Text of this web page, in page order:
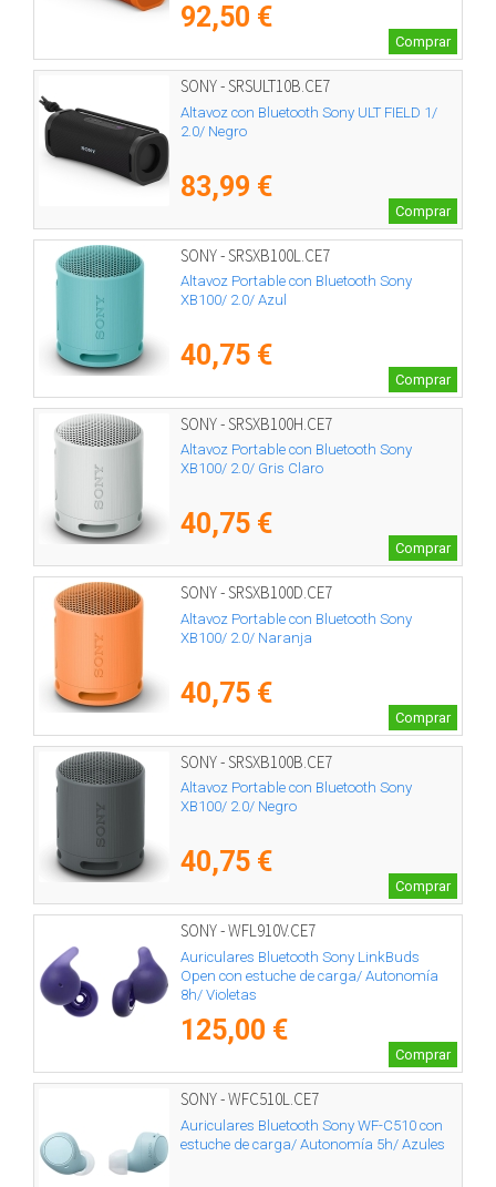
92,50 €
Comprar
SONY - SRSULT10B.CE7
Altavoz con Bluetooth Sony ULT FIELD 1/
2.0/ Negro
83,99 €
Comprar
SONY - SRSXB100L.CE7
Altavoz Portable con Bluetooth Sony
XB100/ 2.0/ Azul
40,75 €
Comprar
SONY - SRSXB100H.CE7
Altavoz Portable con Bluetooth Sony
XB100/ 2.0/ Gris Claro
40,75 €
Comprar
SONY - SRSXB100D.CE7
Altavoz Portable con Bluetooth Sony
XB100/ 2.0/ Naranja
40,75 €
Comprar
SONY - SRSXB100B.CE7
Altavoz Portable con Bluetooth Sony
XB100/ 2.0/ Negro
40,75 €
Comprar
SONY - WFL910V.CE7
Auriculares Bluetooth Sony LinkBuds
Open con estuche de carga/ Autonomía
8h/ Violetas
125,00 €
Comprar
SONY - WFC510L.CE7
Auriculares Bluetooth Sony WF-C510 con
estuche de carga/ Autonomía 5h/ Azules